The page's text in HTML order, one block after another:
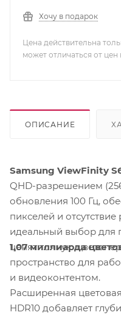
Хочу в подарок
Цена действительна
может отличаться от
ОПИСАНИЕ
Samsung ViewFinity
QHD-разрешением
обновления 100 Гц,
пикселей и
идеальный выбор для
ценят точную
пространство для
и видеоконтентом.
1,07 миллиарда
Расширенная
HDR10 добавляет